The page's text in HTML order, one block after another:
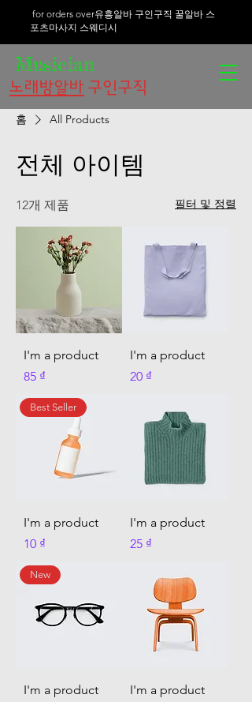
for orders over유흥알바 구인구직 꿀알바 스
포츠마사지 스웨디시
Musician
노래방알바 구인구직
홈 All Products
전체 아이템
12개 제품 필터 및 정렬
I'm a product
가격
85 ₫
I'm a product
가격
20 ₫
Best Seller
I'm a product
가격
10 ₫
I'm a product
가격
25 ₫
New
I'm a product
I'm a product